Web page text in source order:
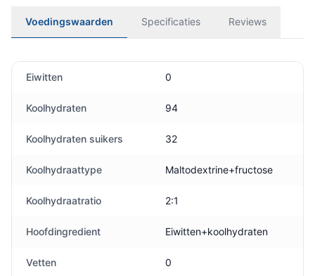
Voedingswaarden Specificaties Reviews
Eiwitten 0
Koolhydraten 94
Koolhydraten suikers 32
Koolhydraattype Maltodextrine+fructose
Koolhydraatratio 2:1
Hoofdingredient Eiwitten+koolhydraten
Vetten 0